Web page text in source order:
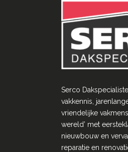
Serco
vakkennis,
vriendelĳke
wereld’ met
nieuwbouw en
reparatie en